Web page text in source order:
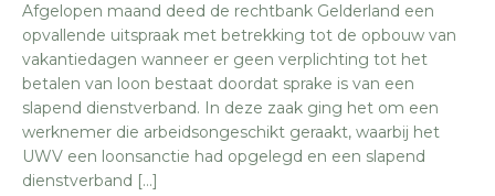
Afgelopen maand deed de rechtbank Gelderland een
opvallende uitspraak met betrekking tot de opbouw van
vakantiedagen wanneer er geen verplichting tot het
betalen van loon bestaat doordat sprake is van een
slapend dienstverband. In deze zaak ging het om een
werknemer die arbeidsongeschikt geraakt, waarbij het
UWV een loonsanctie had opgelegd en een slapend
dienstverband […]